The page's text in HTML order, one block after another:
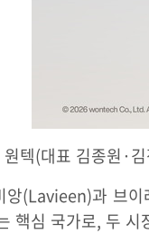
텍(대표 김종원·
(Lavieen)과 브
핵심 국가로, 두